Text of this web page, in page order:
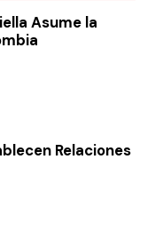
Asume la
Relaciones